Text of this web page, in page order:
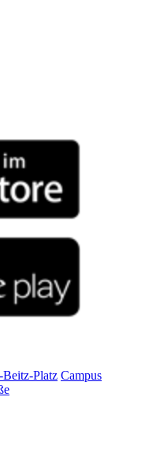
Beitz-Platz Campus